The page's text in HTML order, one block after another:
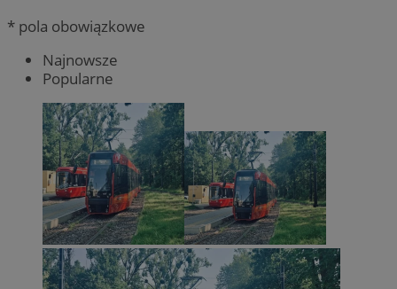
* pola obowiązkowe
Najnowsze
Popularne